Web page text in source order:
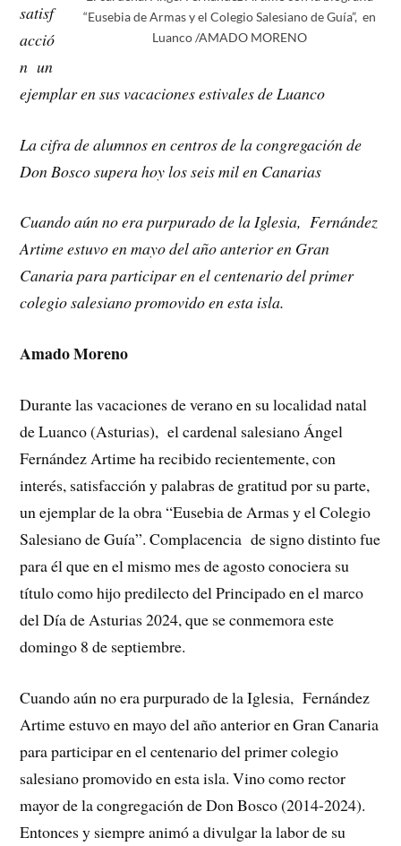
“Eusebia de Armas y el Colegio Salesiano de Guía”, en
Luanco /AMADO MORENO
satisf
acció
n un
ejemplar en sus vacaciones estivales de Luanco
La cifra de alumnos en centros de la congregación de
Don Bosco supera hoy los seis mil en Canarias
Cuando aún no era purpurado de la Iglesia, Fernández
Artime estuvo en mayo del año anterior en Gran
Canaria para participar en el centenario del primer
colegio salesiano promovido en esta isla.
Amado Moreno
Durante las vacaciones de verano en su localidad natal
de Luanco (Asturias), el cardenal salesiano Ángel
Fernández Artime ha recibido recientemente, con
interés, satisfacción y palabras de gratitud por su parte,
un ejemplar de la obra “Eusebia de Armas y el Colegio
Salesiano de Guía”. Complacencia de signo distinto fue
para él que en el mismo mes de agosto conociera su
título como hijo predilecto del Principado en el marco
del Día de Asturias 2024, que se conmemora este
domingo 8 de septiembre.
Cuando aún no era purpurado de la Iglesia, Fernández
Artime estuvo en mayo del año anterior en Gran Canaria
para participar en el centenario del primer colegio
salesiano promovido en esta isla. Vino como rector
mayor de la congregación de Don Bosco (2014-2024).
Entonces y siempre animó a divulgar la labor de su